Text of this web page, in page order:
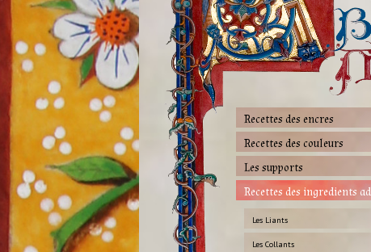
Recettes des encres
Recettes des couleurs
Les supports
Recettes des ingredients
Les Liants
Les Collants